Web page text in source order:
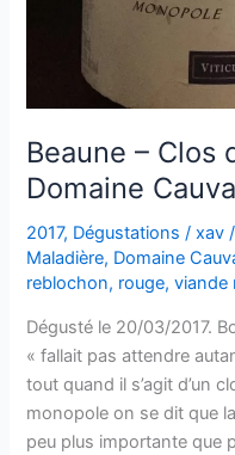
Beaune – Clos
Domaine
2017, Dégustations /xav /
Maladière, Domaine
reblochon, rouge,viande
Dégusté le 20/03/2017.
« fallait pas attendre
tout quand il s’agit d’un
monopole on se dit que
peu plus importante que